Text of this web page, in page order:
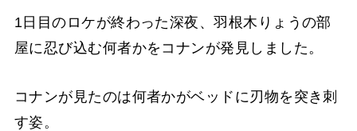
1日目のロケが終わった深夜、羽根木りょうの部
屋に忍び込む何者かをコナンが発見しました。
コナンが見たのは何者かがベッドに刃物を突き刺
す姿。